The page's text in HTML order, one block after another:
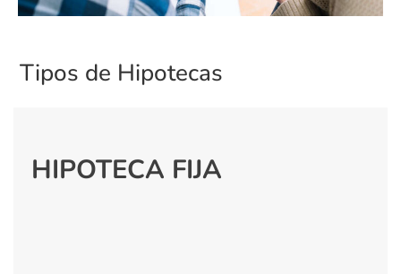
Tipos de Hipotecas
HIPOTECA FIJA